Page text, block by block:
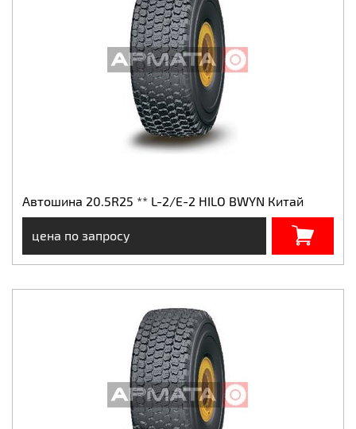
Автошина 20.5R25 ** L-2/E-2 HILO BWYN Китай
цена по запросу